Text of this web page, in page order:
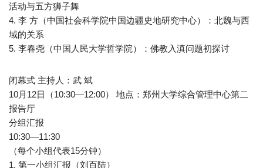
活动与五方狮子舞
4. 李 方（中国社会科学院中国边疆史地研究中心）：北魏与西
域的关系
5. 李春尧（中国人民大学哲学院）：佛教入滇问题初探讨
闭幕式 主持人：武 斌
10月12日（10:30—12:00） 地点：郑州大学综合管理中心第二
报告厅
分组汇报
10:30—11:30
（每个小组代表15分钟）
1. 第一小组汇报（刘百陆）